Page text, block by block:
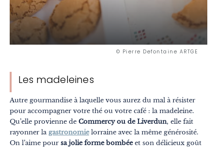
© Pierre Defontaine ARTGE
Les madeleines
Autre gourmandise à laquelle vous aurez du mal à résister
pour accompagner votre thé ou votre café : la madeleine.
Qu’elle provienne de Commercy ou de Liverdun, elle fait
rayonner la gastronomielorraine avec la même générosité.
On l’aime pour sa jolie forme bombéeet son délicieux goût